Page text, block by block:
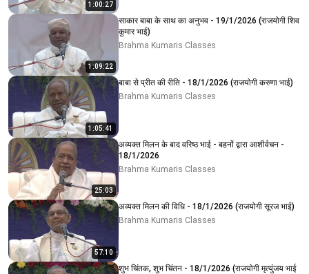
1:00:27
1:09:22
साकार बाबा के साथ का अनुभव - 19/1/2026 (राजयोगी शिव
कुमार भाई)
Brahma Kumaris Classes
1:05:41
बाबा से प्रीत की रीति - 18/1/2026 (राजयोगी करुणा भाई)
Brahma Kumaris Classes
25:03
अव्यक्त मिलन के बाद वरिष्ठ भाई - बहनों द्वारा आशीर्वचन -
18/1/2026
Brahma Kumaris Classes
57:10
अव्यक्त मिलन की विधि - 18/1/2026 (राजयोगी सूरज भाई)
Brahma Kumaris Classes
शुभ चिंतक, शुभ चिंतन - 18/1/2026 (राजयोगी मृत्युंजय भाई